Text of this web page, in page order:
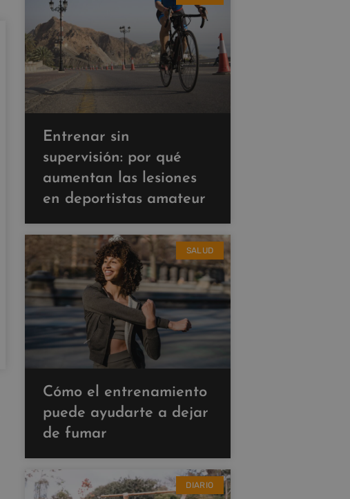
Entrenar sin
supervisión: por qué
aumentan las lesiones
en deportistas amateur
SALUD
Cómo el entrenamiento
puede ayudarte a dejar
de fumar
DIARIO